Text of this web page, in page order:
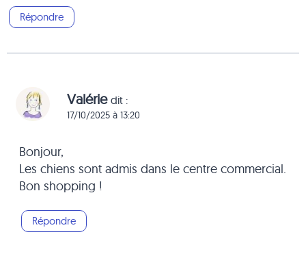
Répondre
Valérie dit :
17/10/2025 à 13:20
Bonjour,
Les chiens sont admis dans le centre commercial.
Bon shopping !
Répondre